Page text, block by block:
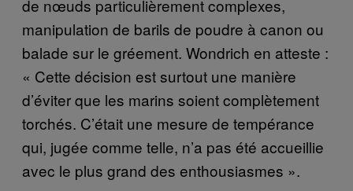
de nœuds particulièrement complexes,
manipulation de barils de poudre à canon ou
balade sur le gréement. Wondrich en atteste :
« Cette décision est surtout une manière
d’éviter que les marins soient complètement
torchés. C’était une mesure de tempérance
qui, jugée comme telle, n’a pas été accueillie
avec le plus grand des enthousiasmes ».